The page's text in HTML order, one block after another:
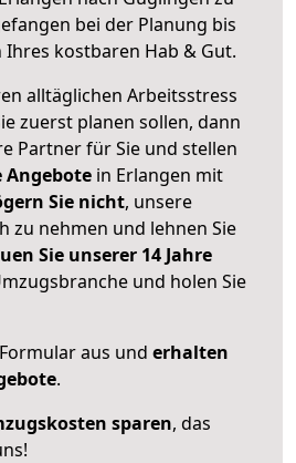
bei der Planung bis
kostbaren Hab & Gut.
alltäglichen Arbeitsstress
zuerst planen sollen, dann
Partner für Sie und stellen
in Erlangen mit
Sie nicht, unsere
zu nehmen und lehnen Sie
Sie unserer 14 Jahre
und holen Sie
aus und erhalten
.
sparen, das